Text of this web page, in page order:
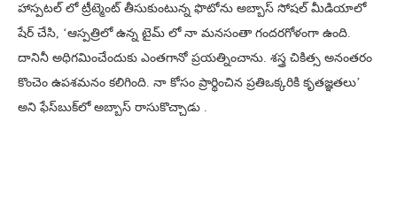
హాస్పటల్ లో ట్రీట్మెంట్ తీసుకుంటున్న ఫొటోను అబ్బాస్‌ సోషల్‌ మీడియాలో
షేర్‌ చేసి, ‘ఆస్పత్రిలో ఉన్న టైమ్ లో నా మనసంతా గందరగోళంగా ఉంది.
దానినీ అధిగమించేందుకు ఎంతగానో ప్రయత్నించాను. శస్త్ర చికిత్స అనంతరం
కొంచెం ఉపశమనం కలిగింది. నా కోసం ప్రార్థించిన ప్రతిఒక్కరికి కృతజ్ఞతలు’
అని ఫేస్‌బుక్‌లో అబ్బాస్‌ రాసుకొచ్చాడు .